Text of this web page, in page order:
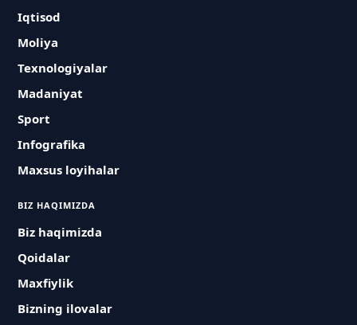
Iqtisod
Moliya
Texnologiyalar
Madaniyat
Sport
Infografika
Maxsus loyihalar
BIZ HAQIMIZDA
Biz haqimizda
Qoidalar
Maxfiylik
Bizning ilovalar